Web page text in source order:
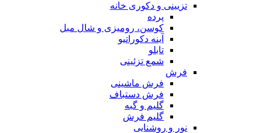
تزیینی و دکوری خانه
پرده
کوسن، رومیزی و شال مبل
آینه دکوراتیو
تابلو
شمع تزئینی
فرش
فرش ماشینی
فرش دستباف
گلیم و گبه
گلیم فرش
نور و روشنایی